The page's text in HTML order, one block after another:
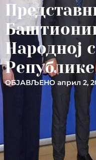
Народној
ОБЈАВЉЕНО април 2,